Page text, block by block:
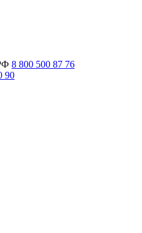
8 800 500 87 76
90